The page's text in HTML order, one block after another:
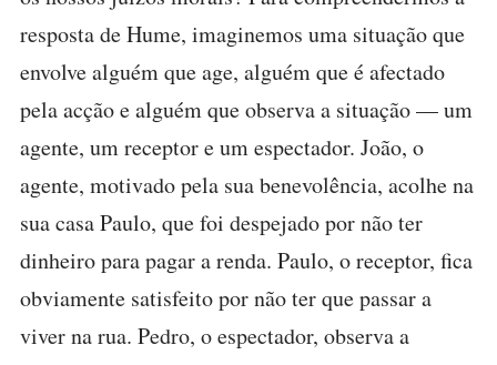
resposta de Hume, imaginemos uma situação que
envolve alguém que age, alguém que é afectado
pela acção e alguém que observa a situação — um
agente, um receptor e um espectador. João, o
agente, motivado pela sua benevolência, acolhe na
sua casa Paulo, que foi despejado por não ter
dinheiro para pagar a renda. Paulo, o receptor, fica
obviamente satisfeito por não ter que passar a
viver na rua. Pedro, o espectador, observa a